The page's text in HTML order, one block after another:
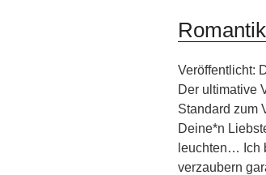
Veröffentlicht:
Der ultimative
Standard zum
Deine*n
leuchten… Ich
verzaubern